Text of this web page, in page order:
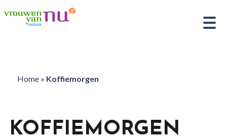
Home» Koffiemorgen
KOFFIEMORGEN